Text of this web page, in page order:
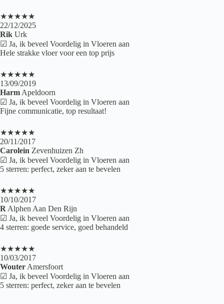
★★★★★
22/12/2025
Rik Urk
☑ Ja, ik beveel Voordelig in Vloeren aan
Hele strakke vloer voor een top prijs
★★★★★
13/09/2019
Harm Apeldoorn
☑ Ja, ik beveel Voordelig in Vloeren aan
Fijne communicatie, top resultaat!
★★★★★
20/11/2017
Carolein Zevenhuizen Zh
☑ Ja, ik beveel Voordelig in Vloeren aan
5 sterren: perfect, zeker aan te bevelen
★★★★★
10/10/2017
R Alphen Aan Den Rijn
☑ Ja, ik beveel Voordelig in Vloeren aan
4 sterren: goede service, goed behandeld
★★★★★
10/03/2017
Wouter Amersfoort
☑ Ja, ik beveel Voordelig in Vloeren aan
5 sterren: perfect, zeker aan te bevelen